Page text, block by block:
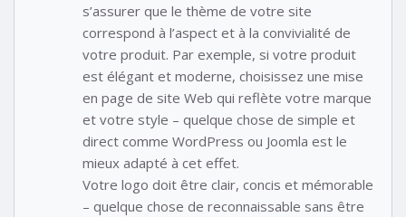
s’assurer que le thème de votre site
correspond à l’aspect et à la convivialité de
votre produit. Par exemple, si votre produit
est élégant et moderne, choisissez une mise
en page de site Web qui reflète votre marque
et votre style – quelque chose de simple et
direct comme WordPress ou Joomla est le
mieux adapté à cet effet.
Votre logo doit être clair, concis et mémorable
– quelque chose de reconnaissable sans être